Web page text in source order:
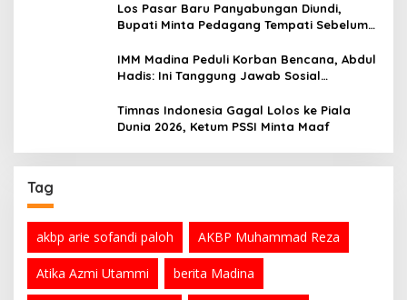
Los Pasar Baru Panyabungan Diundi,
Bupati Minta Pedagang Tempati Sebelum
IMM Madina Peduli Korban Bencana, Abdul
Hadis: Ini Tanggung Jawab Sosial
Timnas Indonesia Gagal Lolos ke Piala
Dunia 2026, Ketum PSSI Minta Maaf
Tag
akbp arie sofandi paloh AKBP Muhammad Reza
Atika Azmi Utammi berita Madina